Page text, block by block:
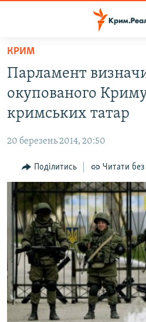
Перейти
основного
матеріалу
Перейти
до
основної
навігації
Перейти
до
пошуку
ВОДА.КРИМ
ВІДЕО ТА ФОТО
БЛОГИ
ПОГЛЯД
ІНТЕРВ'Ю
ВСЕ ЗА ДЕНЬ
СПЕЦПРОЕКТИ
ДЕПОРТАЦІЯ
ВІДЕОУРОКИ «ELIFBE»
СВІДЧЕННЯ ОКУПАЦІЇ
УКРАЇНСЬКА ПРОБЛЕМА КРИМУ
ЯК ОБІЙТИ БЛОКУВАННЯ
Русский
Qırımtatar
КРИМ
Парламент
окупованого
кримських татар
20 березень 2014, 20:50
Поділитись Читати без